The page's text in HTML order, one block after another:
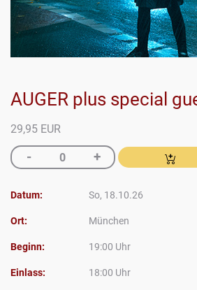
AUGER plus special
29,95 EUR
Datum: So, 18.10.26
Ort: München
Beginn: 19:00 Uhr
Einlass: 18:00 Uhr